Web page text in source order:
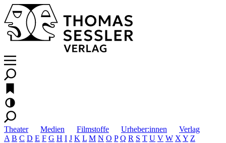
Theater Medien Filmstoffe Urheber:innen
Verlag
A B C D E F G H I J K L M N O P Q R S T U V W X Y Z